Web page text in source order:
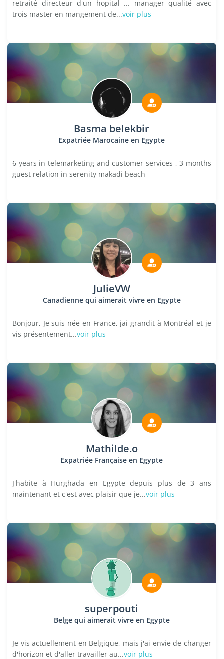
retraité directeur d'un hopital ... manager qualité avec
trois master en mangement de...voir plus
Basma belekbir
Expatriée Marocaine en Egypte
6 years in telemarketing and customer services , 3 months
guest relation in serenity makadi beach
JulieVW
Canadienne qui aimerait vivre en Egypte
Bonjour, Je suis née en France, jai grandit à Montréal et je
vis présentement...voir plus
Mathilde.o
Expatriée Française en Egypte
J'habite à Hurghada en Egypte depuis plus de 3 ans
maintenant et c'est avec plaisir que je...voir plus
superpouti
Belge qui aimerait vivre en Egypte
Je vis actuellement en Belgique, mais j'ai envie de changer
d'horizon et d'aller travailler au...voir plus